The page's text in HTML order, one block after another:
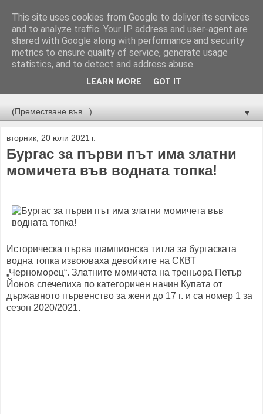
Новини от Бургас, страната и света!
▼
вторник, 20 юли 2021 г.
Бургас за първи път има златни
момичета във водната топка!
Историческа първа шампионска титла за бургаската
водна топка извоюваха девойките на СКВТ
„Черноморец“. Златните момичета на треньора Петър
Йонов спечелиха по категоричен начин Купата от
държавното първенство за жени до 17 г. и са номер 1 за
сезон 2020/2021.
This site uses cookies from Google to deliver its services
and to analyze traffic. Your IP address and user-agent are
shared with Google along with performance and security
metrics to ensure quality of service, generate usage
statistics, and to detect and address abuse.
LEARN MORE GOT IT